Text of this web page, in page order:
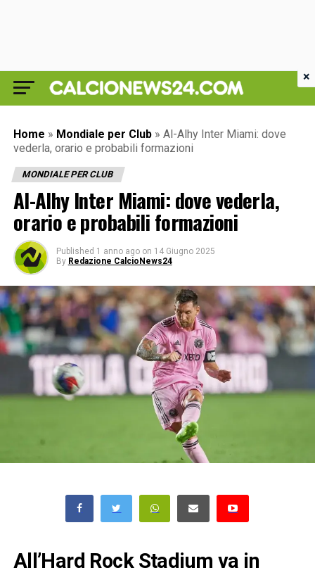
Home » Mondiale per Club » Al-Alhy Inter Miami: dove
vederla, orario e probabili formazioni
MONDIALE PER CLUB
Al-Alhy Inter Miami: dove vederla,
orario e probabili formazioni
Published 1 anno ago on 14 Giugno 2025
By Redazione CalcioNews24
All’Hard Rock Stadium va in
×